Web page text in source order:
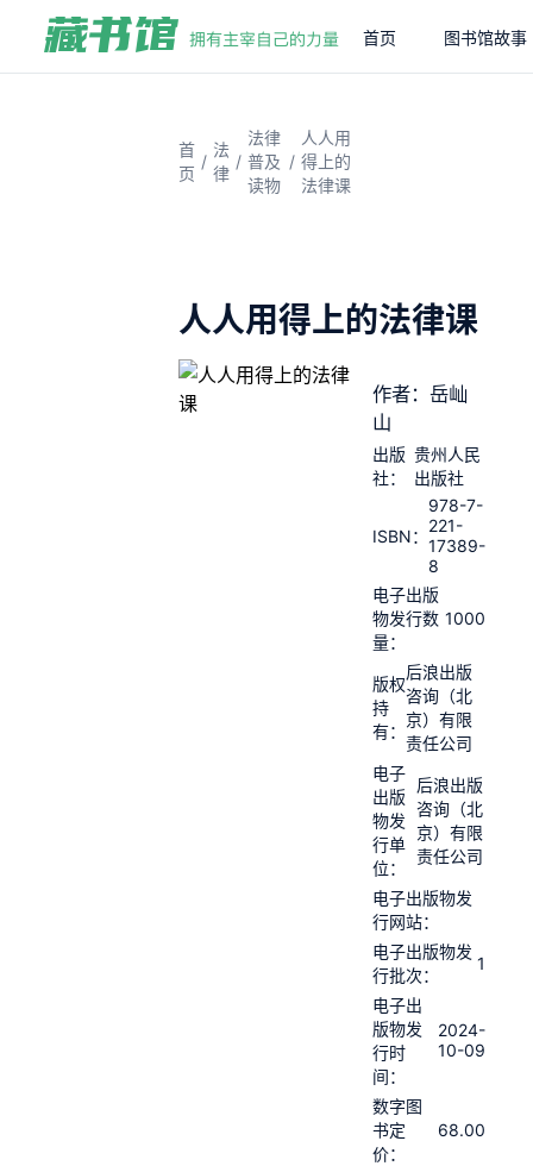
首页 图书馆故事
首
页
/
法
律
/
法律
普及
读物
/
人人用
得上的
法律课
人人用得上的法律课
作者：岳屾
山
出版
社：
贵州人民
出版社
ISBN：
978-7-
221-
17389-
8
电子出版
物发行数
量：
1000
版权
持
有：
后浪出版
咨询（北
京）有限
责任公司
电子
出版
物发
行单
位：
后浪出版
咨询（北
京）有限
责任公司
电子出版物发
行网站：
电子出版物发
行批次：
1
电子出
版物发
行时
间：
2024-
10-09
数字图
书定
价：
68.00